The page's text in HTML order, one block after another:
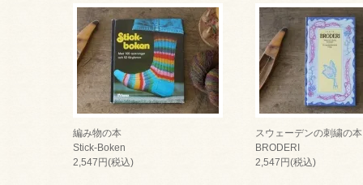
編み物の本
Stick-Boken
2,547円(税込)
スウェーデンの刺繍の本
BRODERI
2,547円(税込)